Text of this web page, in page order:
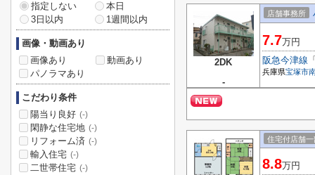
2DK
-
店舗事務所
7.7万円
阪急今津線
兵庫県宝塚市
住宅付店舗一
8.8万円
指定しない
本日
3日以内
1週間以内
画像・動画あり
画像あり
動画あり
パノラマあり
こだわり条件
陽当り良好 (-)
閑静な住宅地 (-)
リフォーム済 (-)
輸入住宅 (-)
二世帯住宅 (-)